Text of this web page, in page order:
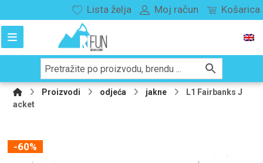
Lista želja Moj račun Košarica
Proizvodi odjeća jakne
L1 Fairbanks J
acket
-60%